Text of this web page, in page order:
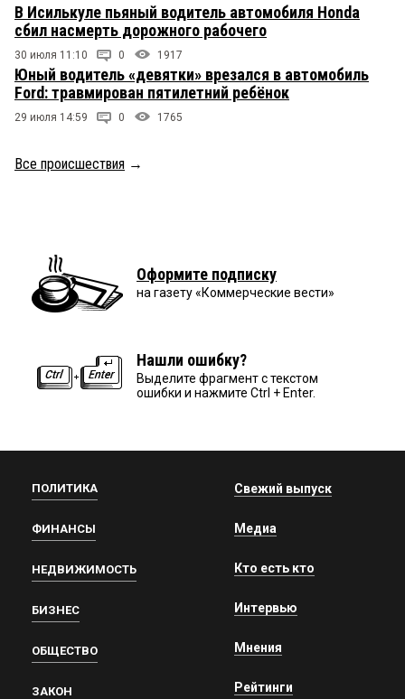
В Исилькуле пьяный водитель автомобиля Honda
сбил насмерть дорожного рабочего
30 июля 11:10 0 1917
Юный водитель «девятки» врезался в автомобиль
Ford: травмирован пятилетний ребёнок
29 июля 14:59 0 1765
Все происшествия →
Оформите подписку
на газету «Коммерческие вести»
Нашли ошибку?
Выделите фрагмент с текстом
ошибки и нажмите Ctrl + Enter.
ПОЛИТИКА
ФИНАНСЫ
НЕДВИЖИМОСТЬ
БИЗНЕС
ОБЩЕСТВО
ЗАКОН
Свежий выпуск
Медиа
Кто есть кто
Интервью
Мнения
Рейтинги